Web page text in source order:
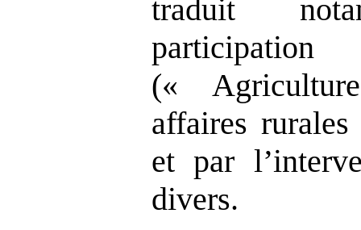
traduit
participation
(«
affaires
et par
divers.